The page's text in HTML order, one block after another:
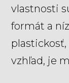
vlastnosti
formát a
vzhľad, je